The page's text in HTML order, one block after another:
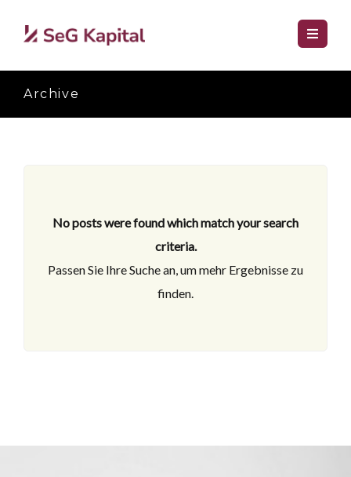
Archive
No posts were found which match your search
criteria.
Passen Sie Ihre Suche an, um mehr Ergebnisse zu
finden.